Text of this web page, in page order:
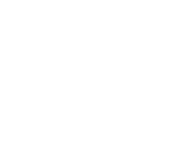
sino
de